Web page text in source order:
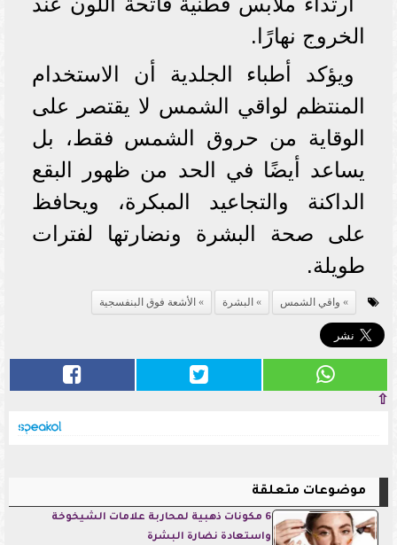
الخروج نهارًا.
ويؤكد أطباء الجلدية أن الاستخدام
المنتظم لواقي الشمس لا يقتصر على
الوقاية من حروق الشمس فقط، بل
يساعد أيضًا في الحد من ظهور البقع
الداكنة والتجاعيد المبكرة، ويحافظ
على صحة البشرة ونضارتها لفترات
طويلة.
واقي الشمس البشرة الأشعة فوق البنفسجية
⇧
موضوعات متعلقة
6 مكونات ذهبية لمحاربة علامات الشيخوخة
واستعادة نضارة البشرة